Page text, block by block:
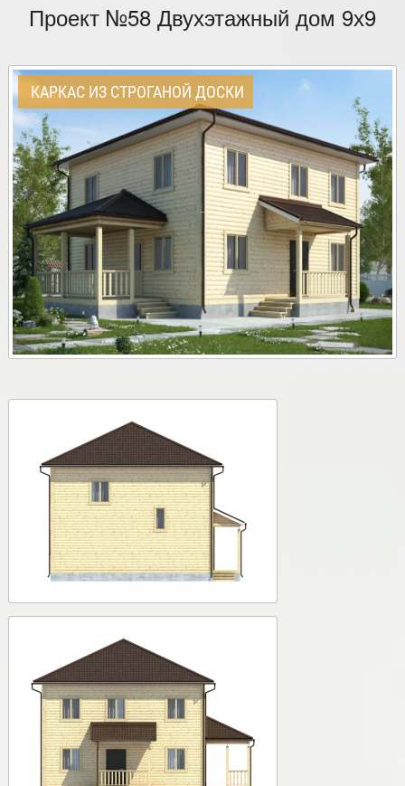
Проект №58 Двухэтажный дом 9х9
КАРКАС ИЗ СТРОГАНОЙ ДОСКИ